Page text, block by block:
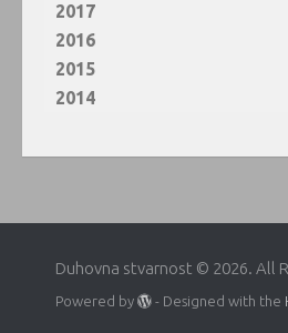
2017
2016
2015
2014
Duhovna stvarnost © 2026. All
Powered by - Designed with the